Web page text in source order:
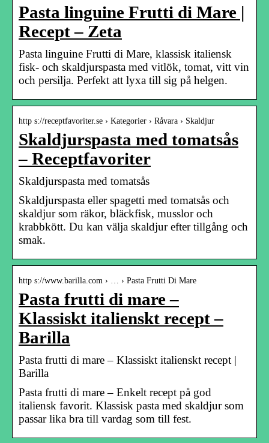
Pasta linguine Frutti di Mare |
Recept – Zeta
Pasta linguine Frutti di Mare, klassisk italiensk
fisk- och skaldjurspasta med vitlök, tomat, vitt vin
och persilja. Perfekt att lyxa till sig på helgen.
http s://receptfavoriter.se › Kategorier › Råvara › Skaldjur
Skaldjurspasta med tomatsås
– Receptfavoriter
Skaldjurspasta med tomatsås
Skaldjurspasta eller spagetti med tomatsås och
skaldjur som räkor, bläckfisk, musslor och
krabbkött. Du kan välja skaldjur efter tillgång och
smak.
http s://www.barilla.com › … › Pasta Frutti Di Mare
Pasta frutti di mare –
Klassiskt italienskt recept –
Barilla
Pasta frutti di mare – Klassiskt italienskt recept |
Barilla
Pasta frutti di mare – Enkelt recept på god
italiensk favorit. Klassisk pasta med skaldjur som
passar lika bra till vardag som till fest.